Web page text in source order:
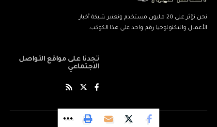
نحن نؤثر على 20 مليون مستخدم ونعتبر شبكة أخبار
الأعمال والتكنولوجيا رقم واحد على هذا الكوكب.
تجدنا على مواقع التواصل
الاجتماعي